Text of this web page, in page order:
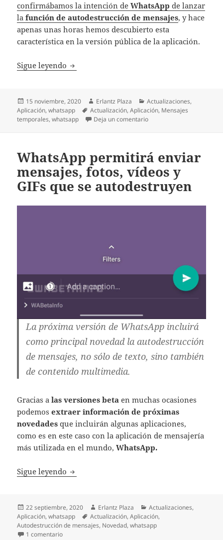
confirmábamos la intención deWhatsApp de lanzar
lafunción de autodestrucción de mensajes, y hace
apenas unas horas hemos descubierto esta
característica en la versión pública de la aplicación.
Sigue leyendo Llega la opción de mensajes que se
Publicado
el
15 noviembre, 2020 Autor
Erlantz Plaza Categorías
Actualizaciones,
Aplicación,whatsapp Etiquetas
Actualización,Aplicación, Mensajes
temporales,whatsapp Deja un comentarioen Llega la opción de
WhatsApp permitirá enviar
mensajes, fotos, vídeos y
GIFs que se autodestruyen
La próxima versión de WhatsApp incluirá
como principal novedad la autodestrucción
de mensajes, no sólo de texto, sino también
de contenido multimedia.
Gracias alas versiones beta en muchas ocasiones
podemosextraer información de próximas
novedades que incluirán algunas aplicaciones,
como es en este caso con la aplicación de mensajería
más utilizada en el mundo,WhatsApp.
Sigue leyendo WhatsApp permitirá enviar mensajes,
Publicado
el
22 septiembre, 2020 Autor
Erlantz Plaza Categorías
Actualizaciones,
Aplicación,whatsapp Etiquetas
Actualización,Aplicación,
Autodestrucción de mensajes, Novedad,whatsapp
1 comentarioen WhatsApp permitirá enviar mensajes, fotos, vídeos y